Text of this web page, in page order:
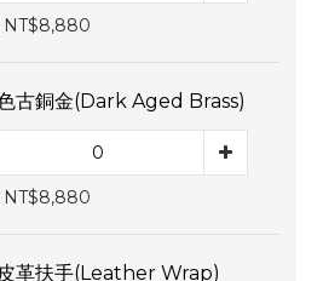
NT$8,880
古銅金(Dark Aged Brass)
NT$8,880
革扶手(Leather Wrap)